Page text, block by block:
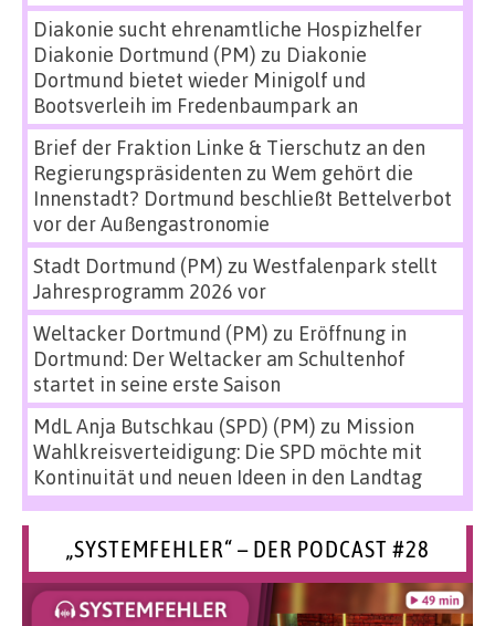
Diakonie sucht ehrenamtliche Hospizhelfer
Diakonie Dortmund (PM) zu Diakonie
Dortmund bietet wieder Minigolf und
Bootsverleih im Fredenbaumpark an
Brief der Fraktion Linke & Tierschutz an den
Regierungspräsidenten zu Wem gehört die
Innenstadt? Dortmund beschließt Bettelverbot
vor der Außengastronomie
Stadt Dortmund (PM) zu Westfalenpark stellt
Jahresprogramm 2026 vor
Weltacker Dortmund (PM) zu Eröffnung in
Dortmund: Der Weltacker am Schultenhof
startet in seine erste Saison
MdL Anja Butschkau (SPD) (PM) zu Mission
Wahlkreisverteidigung: Die SPD möchte mit
Kontinuität und neuen Ideen in den Landtag
„SYSTEMFEHLER“ – DER PODCAST #28